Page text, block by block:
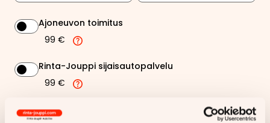
Ajoneuvon toimitus
99 €
Rinta-Jouppi sijaisautopalvelu
99 €